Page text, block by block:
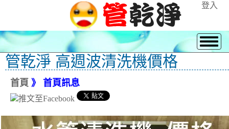
登入
管乾淨 高週波清洗機價格
首頁 》 首頁訊息